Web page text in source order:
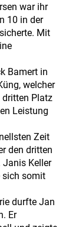
war ihr
10 in der
Mit
Bamert in
welcher
dritten Platz
Leistung
Zeit
den dritten
Janis Keller
sich somit
durfte Jan
Er